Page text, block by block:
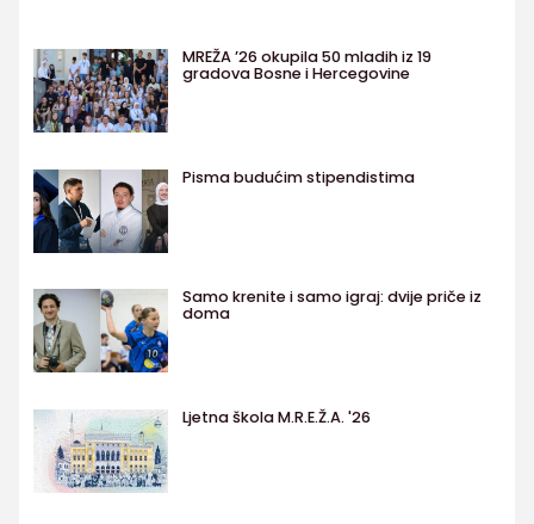
MREŽA ’26 okupila 50 mladih iz 19
gradova Bosne i Hercegovine
Pisma budućim stipendistima
Samo krenite i samo igraj: dvije priče iz
doma
Ljetna škola M.R.E.Ž.A. '26